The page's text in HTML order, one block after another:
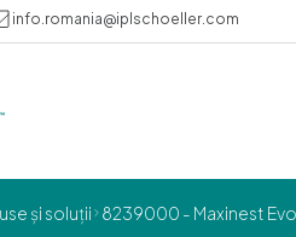
info.romania@iplschoeller.com
și soluții 8239000 - Maxinest